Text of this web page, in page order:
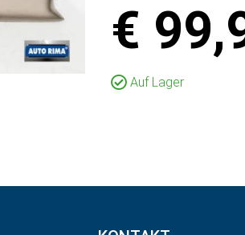
€
Auf Lager